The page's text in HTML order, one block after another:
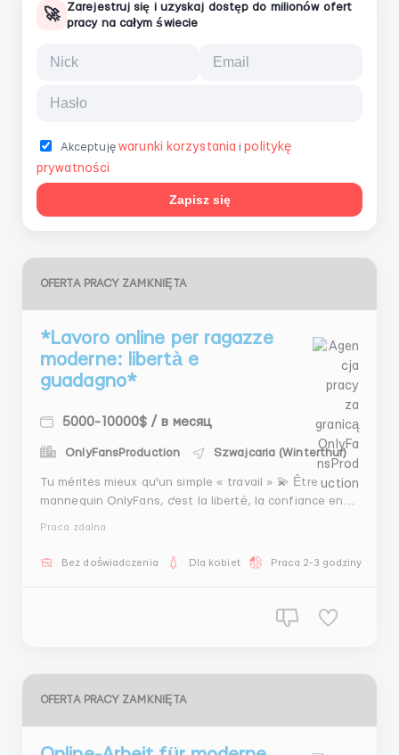
🚀
Zarejestruj się i uzyskaj dostęp do milionów ofert
pracy na całym świecie
Akceptujęwarunki korzystania ipolitykę
prywatności
Zapisz się
OFERTA PRACY ZAMKNIĘTA
*Lavoro online per ragazze
moderne: libertà e
guadagno*
5000-10000$ / в месяц
OnlyFansProduction Szwajcaria (Winterthur)
Tu mérites mieux qu'un simple « travail » 💫 Être
mannequin OnlyFans, c'est la liberté, la confiance en
tout pour que tu te se...
Praca zdalna
Bez doświadczenia Dla kobiet Praca 2-3 godziny
OFERTA PRACY ZAMKNIĘTA